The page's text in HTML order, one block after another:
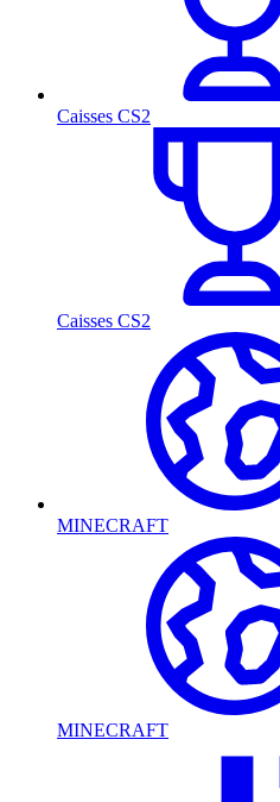
Caisses CS2
Caisses CS2
MINECRAFT
MINECRAFT